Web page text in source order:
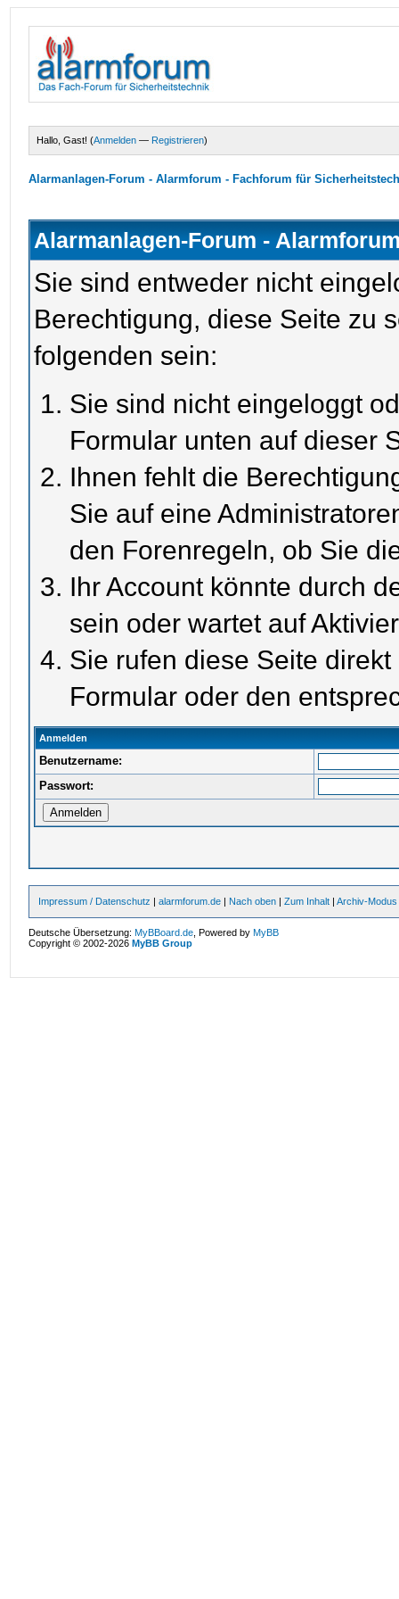
Hallo, Gast! (Anmelden — Registrieren)
Alarmanlagen-Forum - Alarmforum - Fachforum für
Alarmanlagen-Forum -
Sie sind entweder nicht
Berechtigung, diese Seite zu
folgenden sein:
Sie sind nicht eingeloggt
Formular unten auf dieser
Ihnen fehlt die
Sie auf eine
den Forenregeln, ob Sie
Ihr Account könnte durch
sein oder wartet auf
Sie rufen diese Seite
Formular oder den
Anmelden
Benutzername:
Passwort:
Impressum / Datenschutz |alarmforum.de | Nach oben |Zum Inhalt |Archiv-Modus
Deutsche Übersetzung:MyBBoard.de , Powered byMyBB
Copyright © 2002-2026MyBB Group